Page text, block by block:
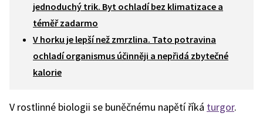
jednoduchý trik. Byt ochladí bez klimatizace a
téměř zadarmo
V horku je lepší než zmrzlina. Tato potravina
ochladí organismus účinněji a nepřidá zbytečné
kalorie
V rostlinné biologii se buněčnému napětí říká turgor.